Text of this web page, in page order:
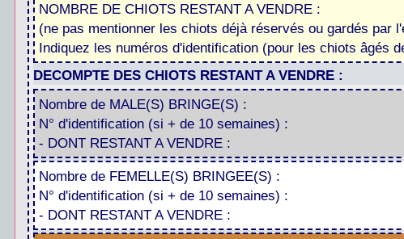
NOMBRE DE CHIOTS RESTANT A VENDRE :
(ne pas mentionner les chiots déjà réservés ou gardés par
Indiquez les numéros d'identification (pour les chiots âgés
DECOMPTE DES CHIOTS RESTANT A VENDRE :
Nombre de MALE(S) BRINGE(S) :
N° d'identification (si + de 10 semaines) :
- DONT RESTANT A VENDRE :
Nombre de FEMELLE(S) BRINGEE(S) :
N° d'identification (si + de 10 semaines) :
- DONT RESTANT A VENDRE :